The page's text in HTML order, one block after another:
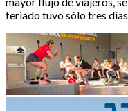
feriado tuvo sólo tres